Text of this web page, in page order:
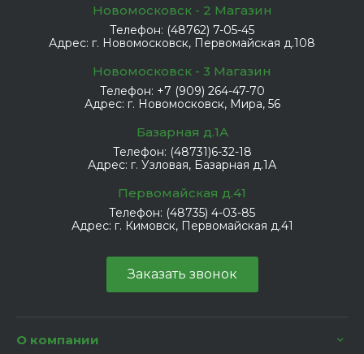
Новомосковск - 2 Магазин
Телефон: (48762) 7-05-45
Адрес: г. Новомосковск, Первомайская д.108
Новомосковск - 3 Магазин
Телефон: +7 (909) 264-47-70
Адрес: г. Новомосковск, Мира, 56
Базарная д.1А
Телефон: (48731)6-32-18
Адрес: г. Узловая, Базарная д.1А
Первомайская д.41
Телефон: (48735) 4-03-85
Адрес: г. Кимовск, Первомайская д.41
Заказать звонок
О компании